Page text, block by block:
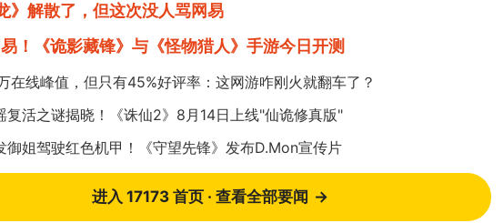
》解散了，但这次没人骂网易
！《诡影藏锋》与《怪物猎人》手游今日开测
在线峰值，但只有45%好评率：这网游咋刚火就翻车了？
复活之谜揭晓！《诛仙2》8月14日上线"仙诡修真版"
御姐驾驶红色机甲！《守望先锋》发布D.Mon宣传片
进入 17173 首页 · 查看全部要闻 →